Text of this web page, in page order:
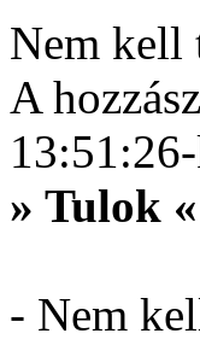
Nem kell
A
» Tulok «
- Nem